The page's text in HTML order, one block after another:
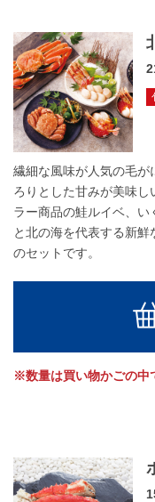
繊細な風味が人気の毛が
ろりとした甘みが美味
ラー商品の鮭ルイベ、
と北の海を代表する新
のセットです。
※数量は買い物かごの中